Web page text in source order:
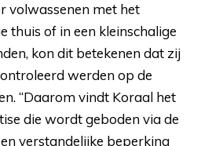
volwassenen met het
thuis of in een kleinschalige
kon dit betekenen dat zij
werden op de
“Daarom vindt Koraal het
die wordt geboden via de
verstandelijke beperking